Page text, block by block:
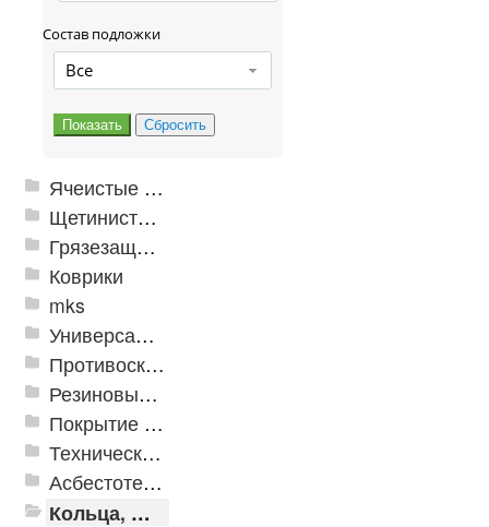
Состав подложки
Все
Ячеистые грязезащитные покрытия
Щетинистые покрытия
Грязезащитные, влаговпитывающие покрытия
Коврики
mks
Универсальные модульные покрытия
Противоскользящая защита для лестниц, профили, ленты
Резиновые и ПВХ дорожки
Покрытие из резиновой крошки
Техническая резина
Асбестотехнические и теплоизоляционные материалы
Кольца, шайбы, манжеты